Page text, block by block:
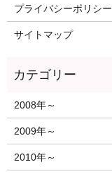
プライバシーポリシー
サイトマップ
2008年～
2009年～
2010年～